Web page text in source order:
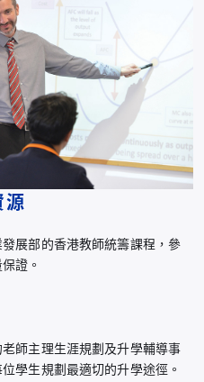
源
展部的香港教師統籌課程，參
證。
師主理生涯規劃及升學輔導事
學生規劃最適切的升學途徑。